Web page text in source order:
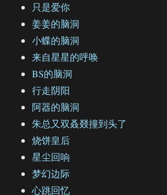
只是爱你
姜姜的脑洞
小蝶的脑洞
来自星星的呼唤
BS的脑洞
行走阴阳
阿器的脑洞
朱总又双叒叕撞到头了
烧饼皇后
星尘回响
梦幻边际
心跳回忆